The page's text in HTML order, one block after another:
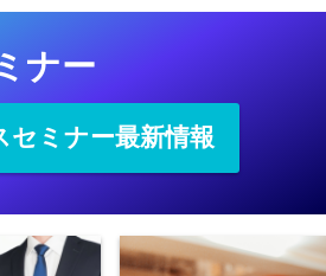
ナー
セミナー最新情報